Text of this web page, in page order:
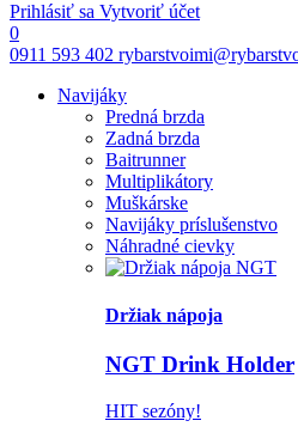
Prihlásiť sa Vytvoriť účet
0
0911 593 402
Navijáky
Predná brzda
Zadná brzda
Baitrunner
Multiplikátory
Muškárske
Navijáky príslušenstvo
Náhradné cievky
Držiak nápoja
NGT Drink Holder
HIT sezóny!